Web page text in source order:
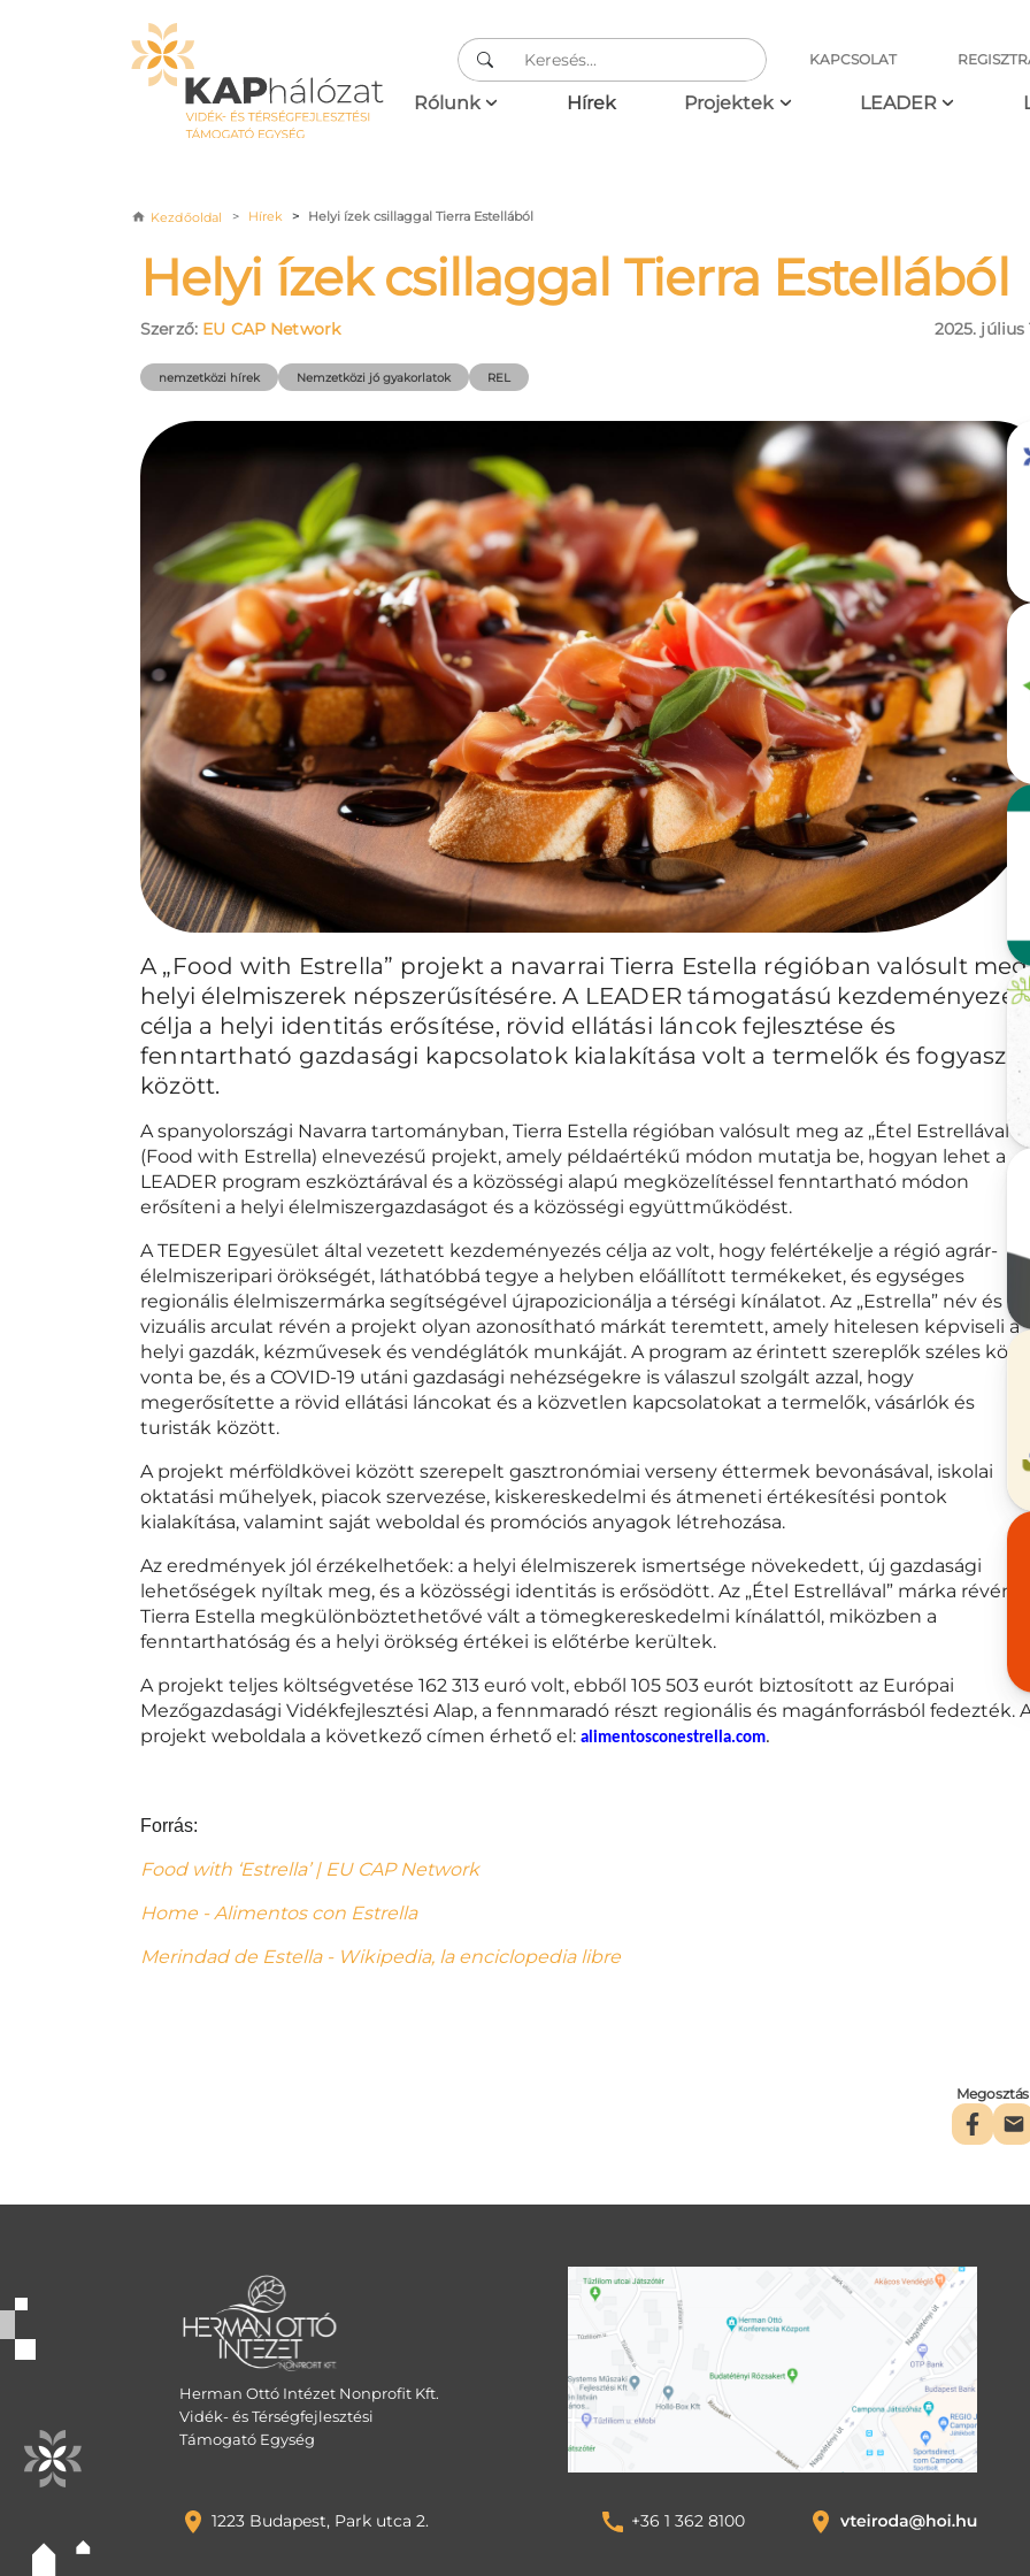
KAPCSOLAT
Fő navigáció
Rólunk Hírek Projektek LEADER
Morzsa
Kezdőoldal Hírek Helyi ízek csillaggal Tierra Estellából
Helyi ízek csillaggal Tierra Estellából
Szerző: EU CAP Network 2025. július
nemzetközi hírek Nemzetközi jó gyakorlatok REL
A „Food with Estrella” projekt a navarrai Tierra Estella régióban valósult
helyi élelmiszerek népszerűsítésére. A LEADER támogatású kezdeményezés
célja a helyi identitás erősítése, rövid ellátási láncok fejlesztése és
fenntartható gazdasági kapcsolatok kialakítása volt a termelők és
között.
A spanyolországi Navarra tartományban, Tierra Estella régióban valósult meg az „Étel Estrellával”
(Food with Estrella) elnevezésű projekt, amely példaértékű módon mutatja be, hogyan lehet a
LEADER program eszköztárával és a közösségi alapú megközelítéssel fenntartható módon
erősíteni a helyi élelmiszergazdaságot és a közösségi együttműködést.
A TEDER Egyesület által vezetett kezdeményezés célja az volt, hogy felértékelje a régió agrár-
élelmiszeripari örökségét, láthatóbbá tegye a helyben előállított termékeket, és egységes
regionális élelmiszermárka segítségével újrapozicionálja a térségi kínálatot. Az „Estrella” név és
vizuális arculat révén a projekt olyan azonosítható márkát teremtett, amely hitelesen képviseli a
helyi gazdák, kézművesek és vendéglátók munkáját. A program az érintett szereplők széles
vonta be, és a COVID-19 utáni gazdasági nehézségekre is válaszul szolgált azzal, hogy
megerősítette a rövid ellátási láncokat és a közvetlen kapcsolatokat a termelők, vásárlók és
turisták között.
A projekt mérföldkövei között szerepelt gasztronómiai verseny éttermek bevonásával, iskolai
oktatási műhelyek, piacok szervezése, kiskereskedelmi és átmeneti értékesítési pontok
kialakítása, valamint saját weboldal és promóciós anyagok létrehozása.
Az eredmények jól érzékelhetőek: a helyi élelmiszerek ismertsége növekedett, új gazdasági
lehetőségek nyíltak meg, és a közösségi identitás is erősödött. Az „Étel Estrellával” márka révén
Tierra Estella megkülönböztethetővé vált a tömegkereskedelmi kínálattól, miközben a
fenntarthatóság és a helyi örökség értékei is előtérbe kerültek.
A projekt teljes költségvetése 162 313 euró volt, ebből 105 503 eurót biztosított az Európai
Mezőgazdasági Vidékfejlesztési Alap, a fennmaradó részt regionális és magánforrásból fedezték.
projekt weboldala a következő címen érhető el: alimentosconestrella.com.
Forrás:
Food with ‘Estrella’ | EU CAP Network
Home - Alimentos con Estrella
Merindad de Estella - Wikipedia, la enciclopedia libre
Megosztás
Herman Ottó Intézet Nonprofit Kft.
Vidék- és Térségfejlesztési
Támogató Egység
1223 Budapest, Park utca 2. +36 1 362 8100